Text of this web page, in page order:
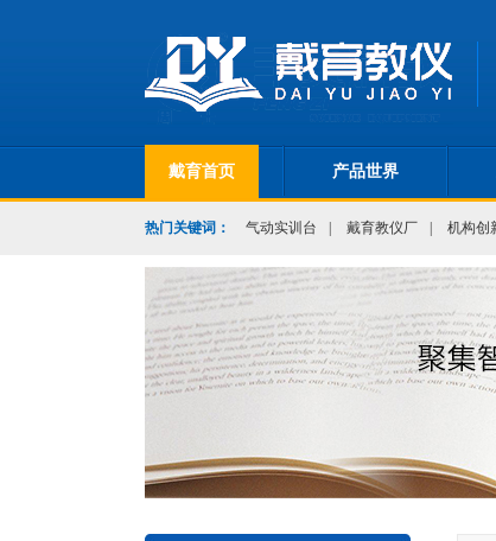
戴育首页 产品世界
热门关键词： 气动实训台 戴育教仪厂 机构创